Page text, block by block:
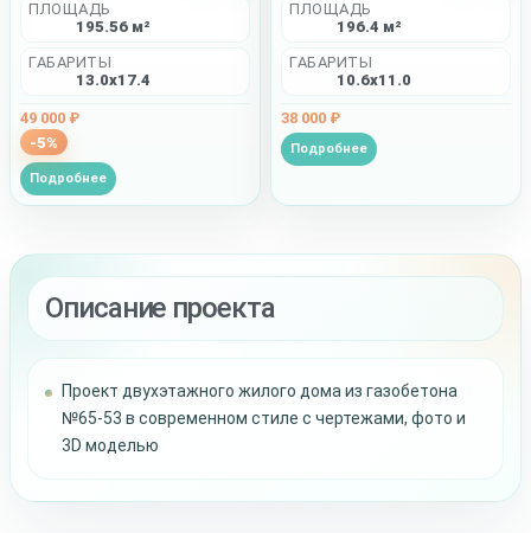
ПЛОЩАДЬ
195.56 м²
ГАБАРИТЫ
13.0x17.4
49 000 ₽
-5%
Подробнее
ПЛОЩАДЬ
196.4 м²
ГАБАРИТЫ
10.6x11.0
38 000 ₽
Подробнее
Описание проекта
Проект двухэтажного жилого дома из газобетона
№65-53 в современном стиле с чертежами, фото и
3D моделью